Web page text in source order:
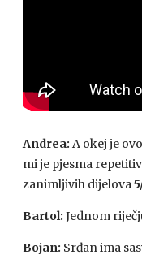
Andrea: A okej je
mi je pjesma
zanimljivih dijelova
Bartol: Jednom
Bojan: Srđan ima